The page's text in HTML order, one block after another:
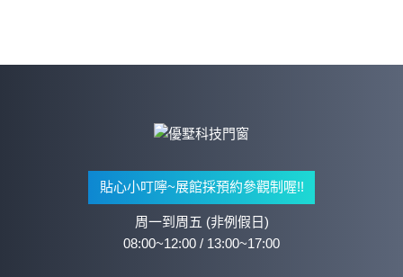
貼心小叮嚀~展館採預約參觀制喔!!
周一到周五 (非例假日)
08:00~12:00 / 13:00~17:00